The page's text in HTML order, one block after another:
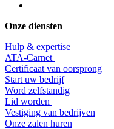
Onze diensten
Hulp & expertise
​ATA-Carnet
Certificaat van oorsprong
Start uw bedrijf
Word zelfstandig
Lid worden
​Vestiging van bedrijven
Onze zalen huren